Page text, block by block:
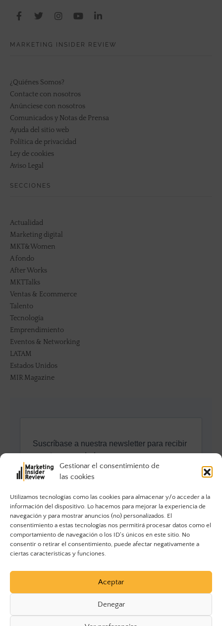
Gestionar el consentimiento de
las cookies
Utilizamos tecnologías como las cookies para almacenar y/o acceder a la
información del dispositivo. Lo hacemos para mejorar la experiencia de
navegación y para mostrar anuncios (no) personalizados. El
consentimiento a estas tecnologías nos permitirá procesar datos como el
comportamiento de navegación o los ID's únicos en este sitio. No
consentir o retirar el consentimiento, puede afectar negativamente a
ciertas características y funciones.
Aceptar
Denegar
MARKETING INSIDER REVIEW
¿Quiénes Somos?
Contacte con nosotros
Anúnciese con nosotros
Comunicados y Notas de Prensa
Ayuda del sitio web
Política de privacidad
Ley de cookies
Aviso Legal
SECCIONES
Actualidad
Marketing digital
MKT&Women
A fondo
After Works
MKTTalks
Ventas & Ecommerce
Talento
Tecnología
Emprendimiento
Eventos & Networking
LATAM
Estados Unidos
MIR Magazine